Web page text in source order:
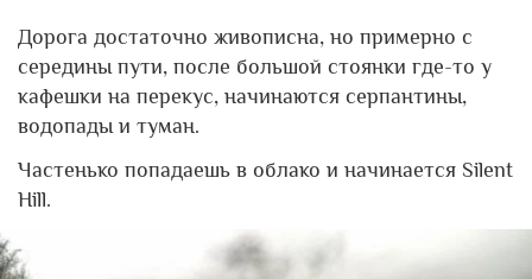
Дорога достаточно живописна, но примерно с
середины пути, после большой стоянки где-то у
кафешки на перекус, начинаются серпантины,
водопады и туман.
Частенько попадаешь в облако и начинается Silent
Hill.